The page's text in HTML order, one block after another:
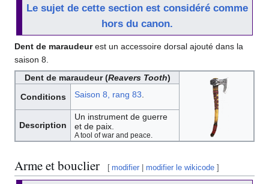
Le sujet de cette section est considéré comme
hors du canon.
Dent de maraudeurest un accessoire dorsal ajouté dans la
saison 8.
Dent de maraudeur (Reavers Tooth)
Conditions
Saison 8, rang 83.
Description
Un instrument de guerre
et de paix.
A tool of war and peace.
Arme et bouclier [ modifier |modifier le wikicode ]